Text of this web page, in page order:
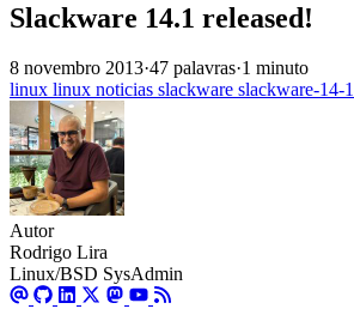
Slackware 14.1 released!
8 novembro 2013·47 palavras·1 minuto
linux linux noticias slackware slackware-14-1
Autor
Rodrigo Lira
Linux/BSD SysAdmin